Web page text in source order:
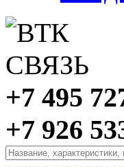
+7 495
+7 926